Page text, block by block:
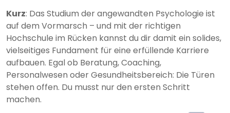
Kurz: Das Studium der angewandten Psychologie ist
auf dem Vormarsch – und mit der richtigen
Hochschule im Rücken kannst du dir damit ein solides,
vielseitiges Fundament für eine erfüllende Karriere
aufbauen. Egal ob Beratung, Coaching,
Personalwesen oder Gesundheitsbereich: Die Türen
stehen offen. Du musst nur den ersten Schritt
machen.